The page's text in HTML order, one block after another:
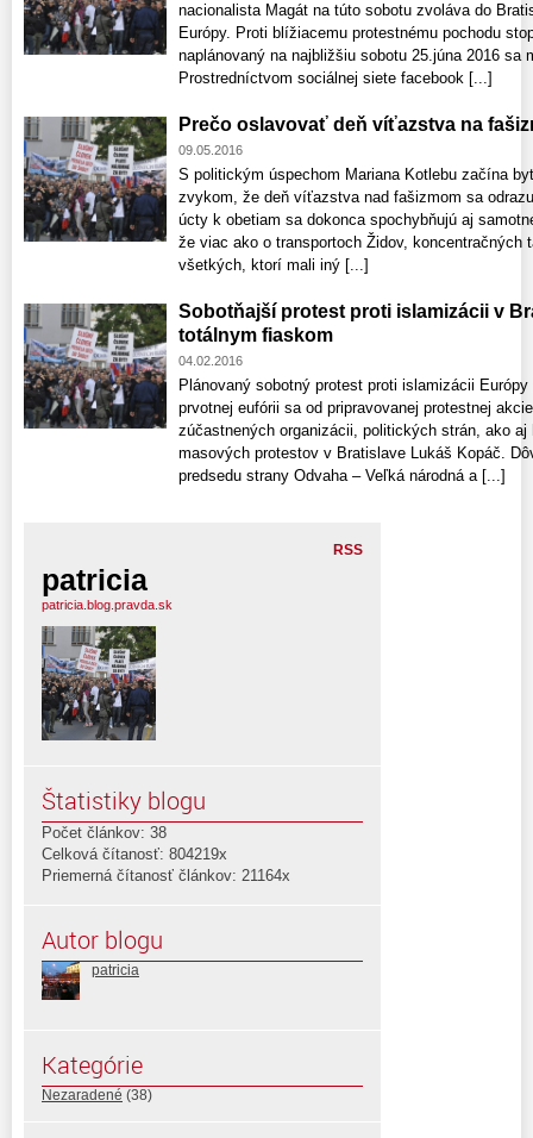
nacionalista Magát na túto sobotu zvoláva do
Európy. Proti blížiacemu protestnému pochodu
naplánovaný na najbližšiu sobotu 25.júna 2016 sa
Prostredníctvom sociálnej siete facebook [...]
Prečo oslavovať deň víťazstva na
09.05.2016
S politickým úspechom Mariana Kotlebu začína
zvykom, že deň víťazstva nad fašizmom sa
úcty k obetiam sa dokonca spochybňujú aj
že viac ako o transportoch Židov, koncentračných
všetkých, ktorí mali iný [...]
Sobotňajší protest proti islamizácii v
totálnym fiaskom
04.02.2016
Plánovaný sobotný protest proti islamizácii
prvotnej eufórii sa od pripravovanej protestnej
zúčastnených organizácii, politických strán, ako aj
masových protestov v Bratislave Lukáš Kopáč.
predsedu strany Odvaha – Veľká národná a [...]
RSS
patricia
patricia.blog.pravda.sk
Štatistiky blogu
Počet článkov: 38
Celková čítanosť: 804219x
Priemerná čítanosť článkov: 21164x
Autor blogu
patricia
Kategórie
Nezaradené (38)